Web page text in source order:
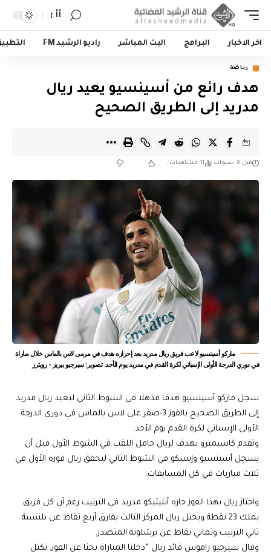
أأ
اخر الاخبار البرامج البث المباشر راديو الرشيد FM
رياضة
هدف رائع من أسينسيو يعيد ريال
مدريد إلى الطريق الصحيح
قبل 9 سنوات 11 مشاهدات
ماركو أسينسيو لاعب فريق ريال مدريد بعد إحرازه هدف في مرمى لاس بالماس خلال مباراة
في دوري الدرجة الأولى الإسباني لكرة القدم في مدريد يوم الأحد. تصوير: سيرجيو بيريز - رويترز
سجل ماركو أسينسيو هدفا مذهلا في الشوط الثاني ليعيد ريال مدريد
إلى الطريق الصحيح بالفوز 3-صفر على لاس بالماس في دوري الدرجة
الأولى الإسباني لكرة القدم يوم الأحد.
وتقدم كاسيميرو بهدف لريال حامل اللقب في الشوط الأول قبل أن
يسجل أسينسيو وإيسكو في الشوط الثاني ليحقق ريال فوزه الأول في
ثلاث مباريات في كل المسابقات.
واجتاز ريال بهذا الفوز جاره أتليتيكو مدريد في الترتيب رغم أن كل فريق
يملك 23 نقطة ويحتل ريال المركز الثالث بفارق أربع نقاط عن بلنسية
ثاني الترتيب وثماني نقاط عن برشلونة المتصدر.
وقال سيرجيو راموس قائد ريال ”دخلنا المباراة بحثا عن الفوز. تكتل